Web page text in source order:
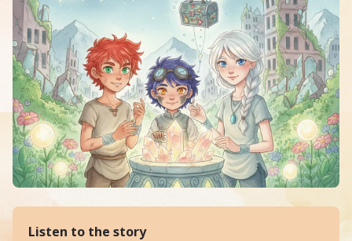
Listen to the storyof